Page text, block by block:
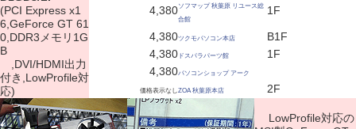
(PCI Express x1
6,GeForce GT 61
0,DDR3メモリ1G
B
,DVI/HDMI出力
付き,LowProfile対
応)
4,380ソフマップ 秋葉原 リユース総
合館
1F
4,380ツクモパソコン本店
B1F
4,380 ドスパラパーツ館
1F
4,380パソコンショップ アーク
価格表示なしZOA 秋葉原本店 2F
LowProfile対応の